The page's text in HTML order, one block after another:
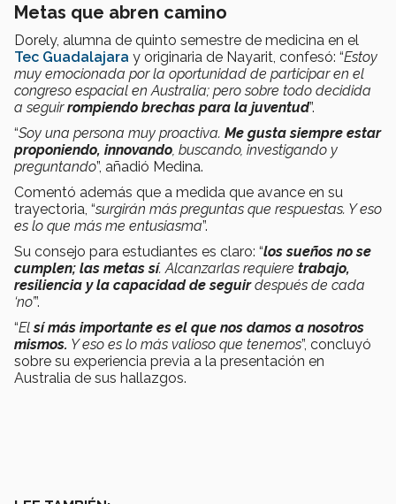
Metas que abren camino
Dorely, alumna de quinto semestre de medicina en el
Tec Guadalajara y originaria de Nayarit, confesó: “Estoy
muy emocionada por la oportunidad de participar en el
congreso espacial en Australia; pero sobre todo decidida
a seguirrompiendo brechas para la juventud”.
“Soy una persona muy proactiva. Me gusta siempre estar
proponiendo, innovando, buscando, investigando y
preguntando”, añadió Medina.
Comentó además que a medida que avance en su
trayectoria, “surgirán más preguntas que respuestas. Y eso
es lo que más me entusiasma”.
Su consejo para estudiantes es claro: “los sueños no se
cumplen; las metas sí. Alcanzarlas requiere trabajo,
resiliencia y la capacidad de seguirdespués de cada
‘no’”.
“Elsí más importante es el que nos damos a nosotros
mismos. Y eso es lo más valioso que tenemos”, concluyó
sobre su experiencia previa a la presentación en
Australia de sus hallazgos.